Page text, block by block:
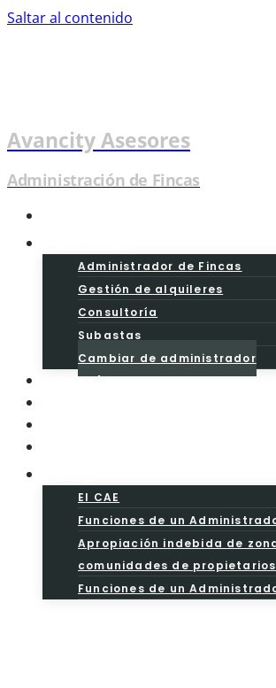
Saltar al contenido
Avancity Asesores
Administración de Fincas
Administrador de Fincas
Gestión de alquileres
Consultoría
Subastas
Cambiar de administrador
Nosotros
El CAE
Funciones de un
Apropiación indebida de
comunidades de propietarios
Funciones de un